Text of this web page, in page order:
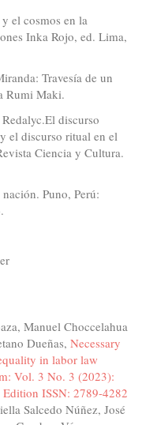
el cosmos en la
Inka Rojo, ed. Lima,
Travesía de un
Rumi Maki.
discurso
el discurso ritual en el
Ciencia y Cultura.
Puno, Perú:
Manuel Choccelahua
Dueñas, Necessary
in labor law
Vol. 3 No. 3 (2023):
ISSN: 2789-4282
Salcedo Núñez, José